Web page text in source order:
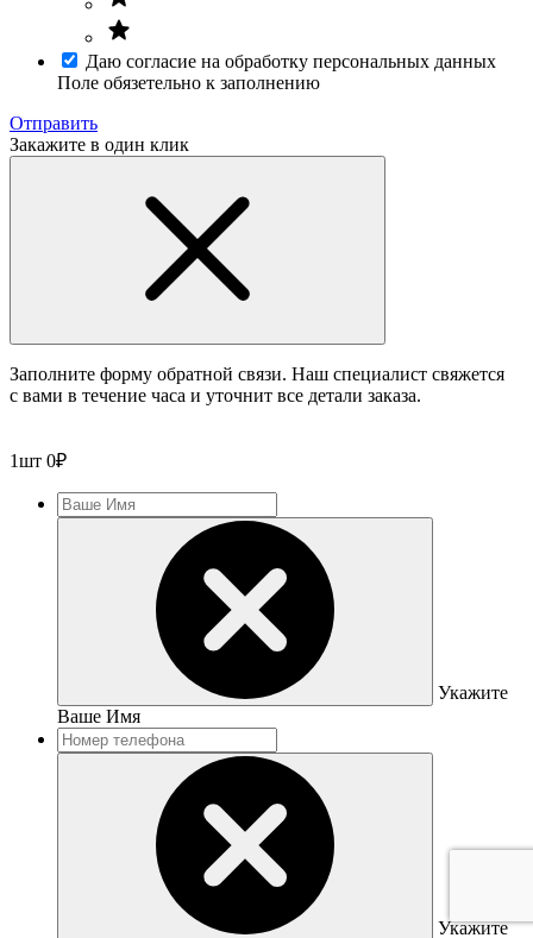
Даю согласие на обработку персональных данных
Поле обязетельно к заполнению
Отправить
Закажите в один клик
Заполните форму обратной связи. Наш специалист свяжется
с вами в течение часа и уточнит все детали заказа.
1шт 0₽
Укажите
Ваше Имя
Укажите